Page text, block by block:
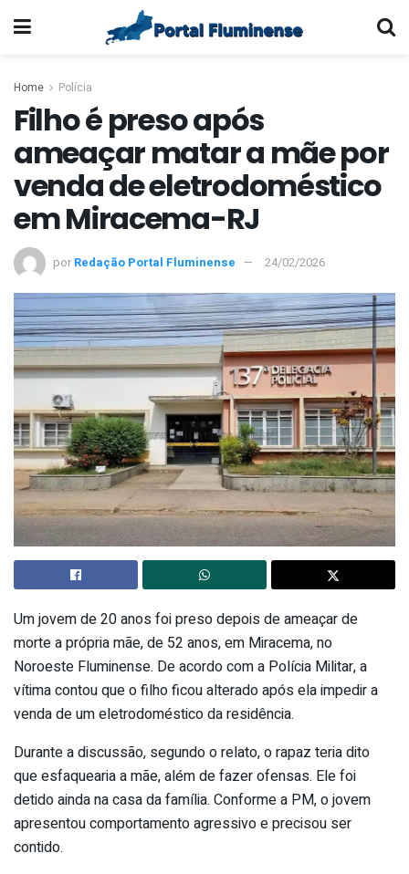
Home Polícia
Filho é preso após
ameaçar matar a mãe por
venda de eletrodoméstico
em Miracema-RJ
por Redação Portal Fluminense 24/02/2026
Um jovem de 20 anos foi preso depois de ameaçar de
morte a própria mãe, de 52 anos, em Miracema, no
Noroeste Fluminense. De acordo com a Polícia Militar, a
vítima contou que o filho ficou alterado após ela impedir a
venda de um eletrodoméstico da residência.
Durante a discussão, segundo o relato, o rapaz teria dito
que esfaquearia a mãe, além de fazer ofensas. Ele foi
detido ainda na casa da família. Conforme a PM, o jovem
apresentou comportamento agressivo e precisou ser
contido.